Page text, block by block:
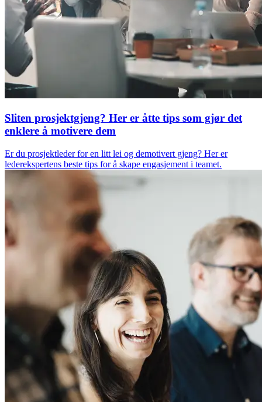
Sliten prosjektgjeng? Her er åtte tips som gjør det
enklere å motivere dem
Er du prosjektleder for en litt lei og demotivert gjeng? Her er
lederekspertens beste tips for å skape engasjement i teamet.